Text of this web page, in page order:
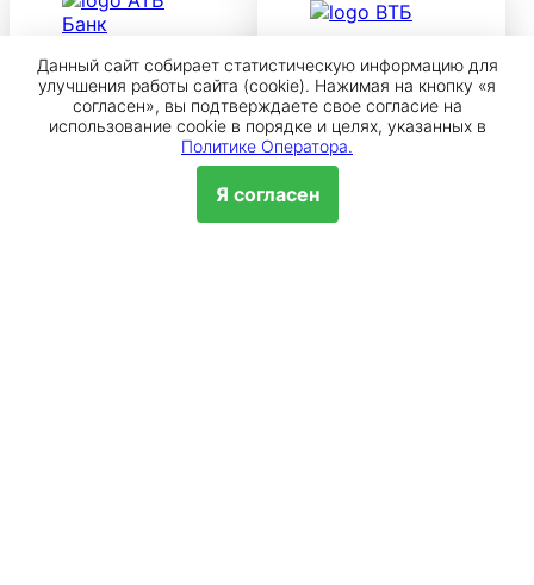
Лицензия ЦБ РФ № 1481 от
11.08.2015
Лицензия ЦБ РФ № 354 от
Лицензия ЦБ РФ № 2673 от
Лицензия ЦБ РФ № 1326 от
16.01.2015
Данный сайт собирает статистическую информацию для
улучшения работы сайта (cookie). Нажимая на кнопку «я
согласен», вы подтверждаете свое согласие на
использование cookie в порядке и целях, указанных в
Политике Оператора.
Я согласен